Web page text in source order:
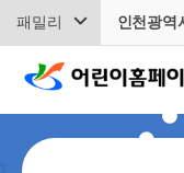
패밀리 인천광역